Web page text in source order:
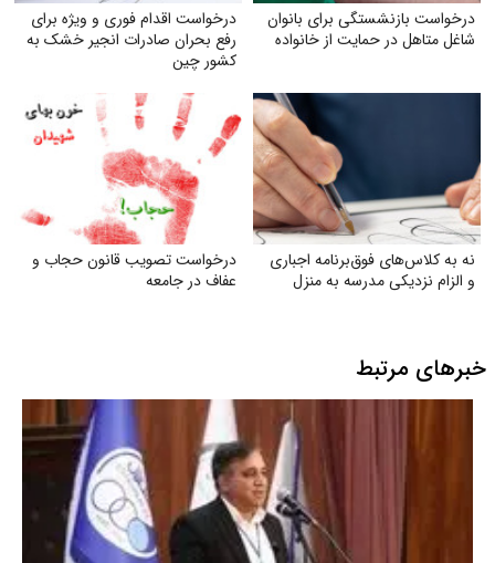
درخواست بازنشستگی برای بانوان
شاغل متاهل در حمایت از خانواده
درخواست اقدام فوری و ویژه برای
رفع بحران صادرات انجیر خشک به
کشور چین
نه به کلاس‌های فوق‌برنامه اجباری
و الزام نزدیکی مدرسه به منزل
درخواست تصویب قانون حجاب و
عفاف در جامعه
خبرهای مرتبط